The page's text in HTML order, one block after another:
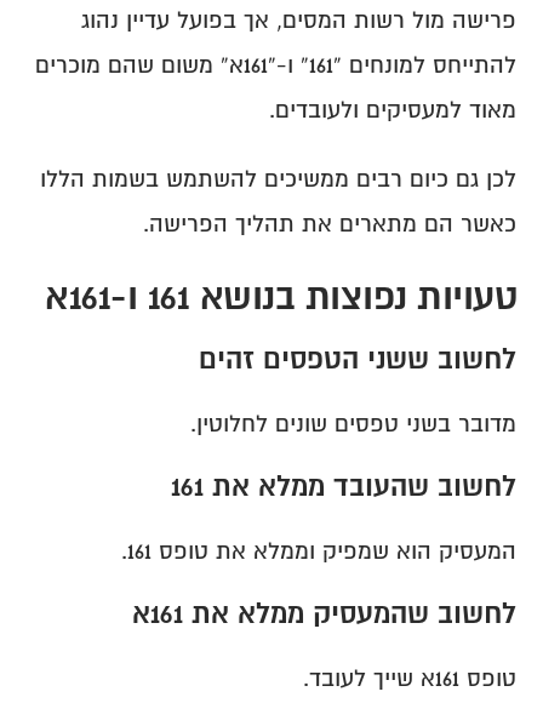
מאוד למעסיקים ולעובדים.
כאשר הם מתארים את תהליך הפרישה.
טעויות נפוצות בנושא 161 ו-161א
לחשוב ששני הטפסים זהים
מדובר בשני טפסים שונים לחלוטין.
לחשוב שהעובד ממלא את 161
המעסיק הוא שמפיק וממלא את טופס 161.
לחשוב שהמעסיק ממלא את 161א
טופס 161א שייך לעובד.